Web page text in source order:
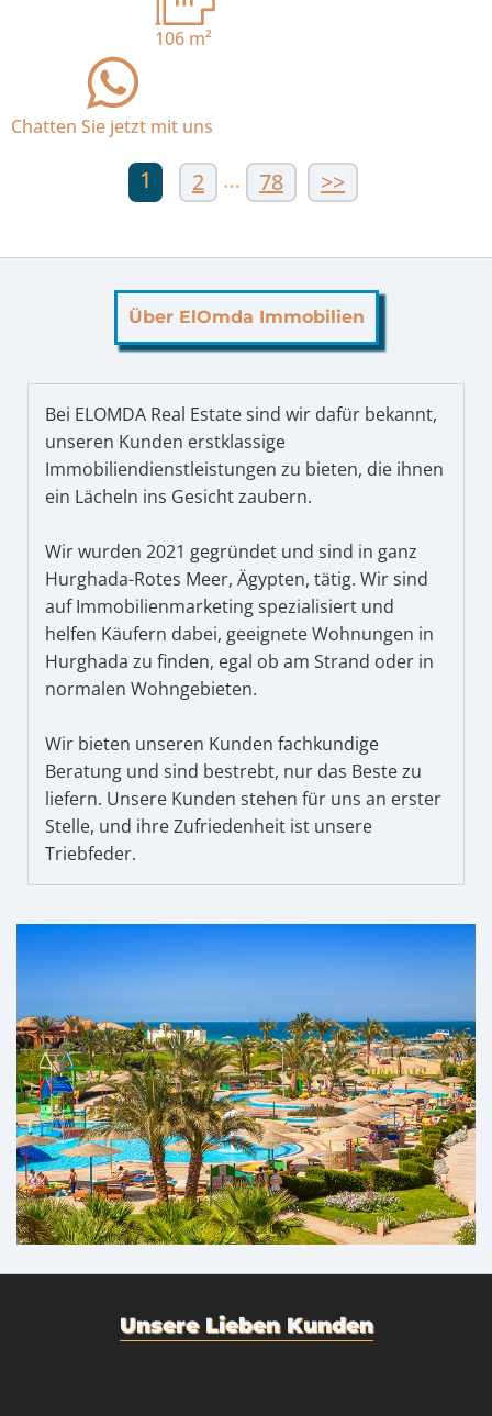
106m²
Chatten Sie jetzt mit uns
1 2 … 78 >>
Über ElOmda Immobilien
Bei ELOMDA Real Estate sind wir dafür bekannt,
unseren Kunden erstklassige
Immobiliendienstleistungen zu bieten, die ihnen
ein Lächeln ins Gesicht zaubern.
Wir wurden 2021 gegründet und sind in ganz
Hurghada-Rotes Meer, Ägypten, tätig. Wir sind
auf Immobilienmarketing spezialisiert und
helfen Käufern dabei, geeignete Wohnungen in
Hurghada zu finden, egal ob am Strand oder in
normalen Wohngebieten.
Wir bieten unseren Kunden fachkundige
Beratung und sind bestrebt, nur das Beste zu
liefern. Unsere Kunden stehen für uns an erster
Stelle, und ihre Zufriedenheit ist unsere
Triebfeder.
Unsere Lieben Kunden